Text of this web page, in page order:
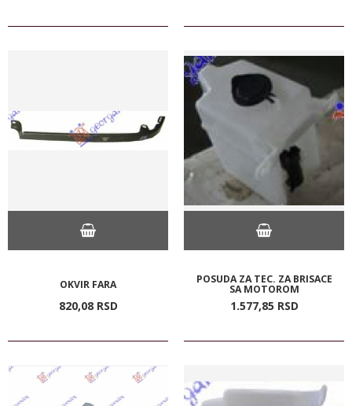
OKVIR FARA
820,08 RSD
POSUDA ZA TEC. ZA BRISACE
SA MOTOROM
1.577,85 RSD